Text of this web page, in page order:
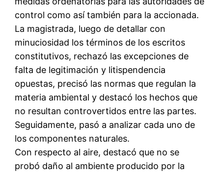
control como así también para la accionada.
La magistrada, luego de detallar con
minuciosidad los términos de los escritos
constitutivos, rechazó las excepciones de
falta de legitimación y litispendencia
opuestas, precisó las normas que regulan la
materia ambiental y destacó los hechos que
no resultan controvertidos entre las partes.
Seguidamente, pasó a analizar cada uno de
los componentes naturales.
Con respecto al aire, destacó que no se
probó daño al ambiente producido por la